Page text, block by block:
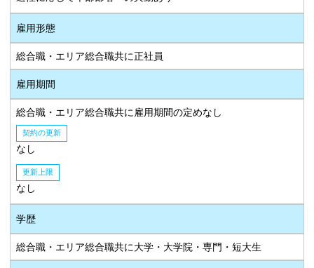
雇用形態
総合職・エリア総合職共に正社員
雇用期間
総合職・エリア総合職共に雇用期間の定めなし
契約の更新
なし
更新上限
なし
学歴
総合職・エリア総合職共に大学・大学院・専門・短大生